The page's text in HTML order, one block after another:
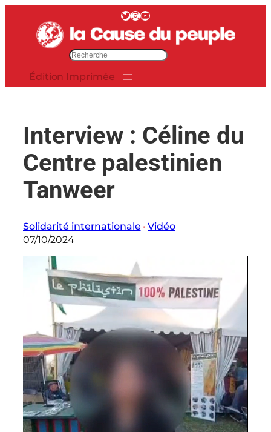
contenu
Twitter InstagramYouTube
e
Édition Imprimée
Interview : Céline du
Centre palestinien
Tanweer
Solidarité internationale · Vidéo
07/10/2024